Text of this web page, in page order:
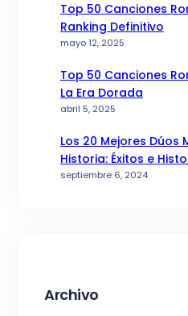
Top 50 Canciones
Ranking Definitivo
mayo 12, 2025
Top 50 Canciones
La Era Dorada
abril 5, 2025
Los 20 Mejores Dúos
Historia: Éxitos e
septiembre 6, 2024
Archivo